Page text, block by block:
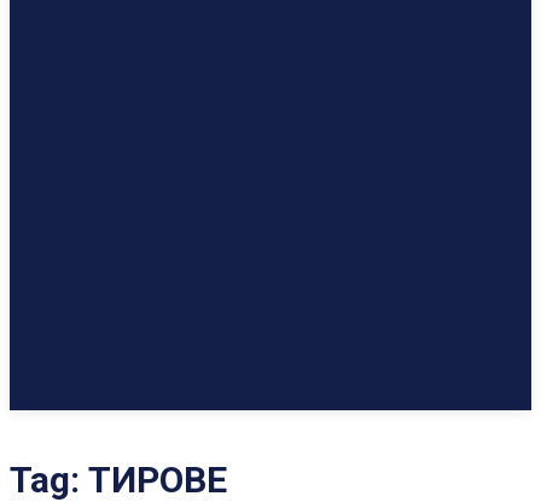
Tag: ТИРОВЕ